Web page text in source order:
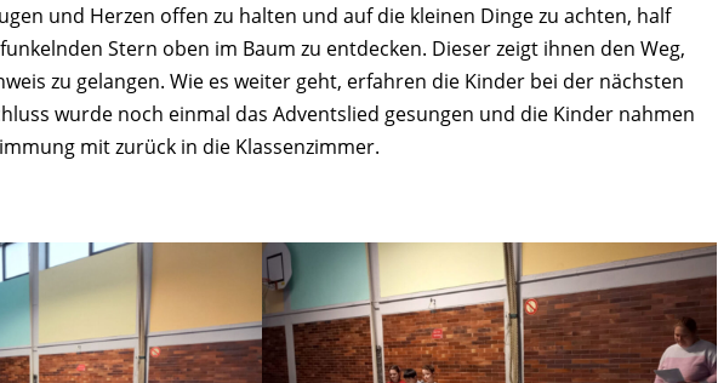
und Herzen offen zu halten und auf die kleinen Dinge zu achten, half
Stern oben im Baum zu entdecken. Dieser zeigt ihnen den Weg,
zu gelangen. Wie es weiter geht, erfahren die Kinder bei der nächsten
wurde noch einmal das Adventslied gesungen und die Kinder nahmen
mit zurück in die Klassenzimmer.